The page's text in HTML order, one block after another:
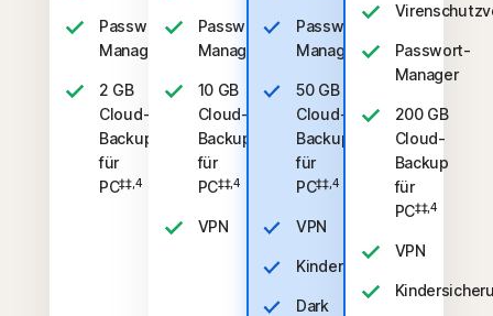
Passwort-
Manager
2 GB
Cloud-
Backup
für
PC‡‡,4
Passwort-
Manager
10 GB
Cloud-
Backup
für
PC‡‡,4
VPN
Passwort-
Manager
50 GB
Cloud-
Backup
für
PC‡‡,4
VPN
Kindersicherung
Dark
Passwort-
Manager
200 GB
Cloud-
Backup
für
PC‡‡,4
VPN